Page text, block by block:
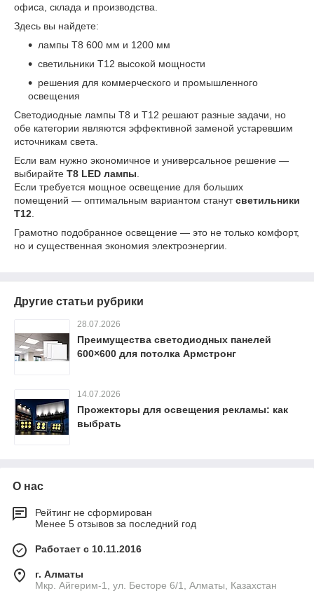
офиса, склада и производства.
Здесь вы найдете:
лампы T8 600 мм и 1200 мм
светильники T12 высокой мощности
решения для коммерческого и промышленного
освещения
Светодиодные лампы T8 и T12 решают разные задачи, но
обе категории являются эффективной заменой устаревшим
источникам света.
Если вам нужно экономичное и универсальное решение —
выбирайте T8 LED лампы
Если требуется мощное освещение для больших
помещений — оптимальным вариантом станутсветильники
T12
Грамотно подобранное освещение — это не только комфорт,
но и существенная экономия электроэнергии.
Другие статьи рубрики
28.07.2026
Преимущества светодиодных панелей
600×600 для потолка Армстронг
14.07.2026
Прожекторы для освещения рекламы: как
выбрать
О нас
Рейтинг не сформирован
Менее 5 отзывов за последний год
Работает с 10.11.2016
г. Алматы
Мкр. Айгерим-1, ул. Бесторе 6/1, Алматы, Казахстан